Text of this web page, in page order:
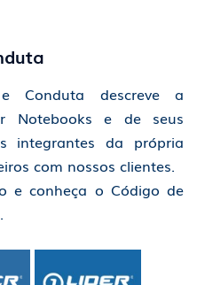
Conduta descreve a
Notebooks e de seus
integrantes da própria
com nossos clientes.
e conheça o Código de